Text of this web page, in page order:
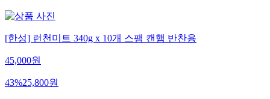
[한성] 런천미트 340g x 10개 스팸 캔햄 반찬용
45,000원
43%25,800원